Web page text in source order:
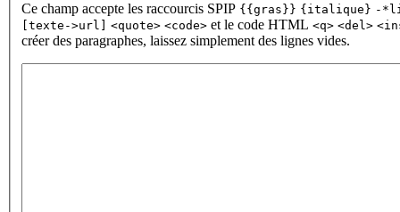
Ce champ accepte les raccourcis SPIP {{gras}} {italique} -
[texte->url]
<quote> <code> et le code HTML <q> <del>
créer des paragraphes, laissez simplement des lignes vides.